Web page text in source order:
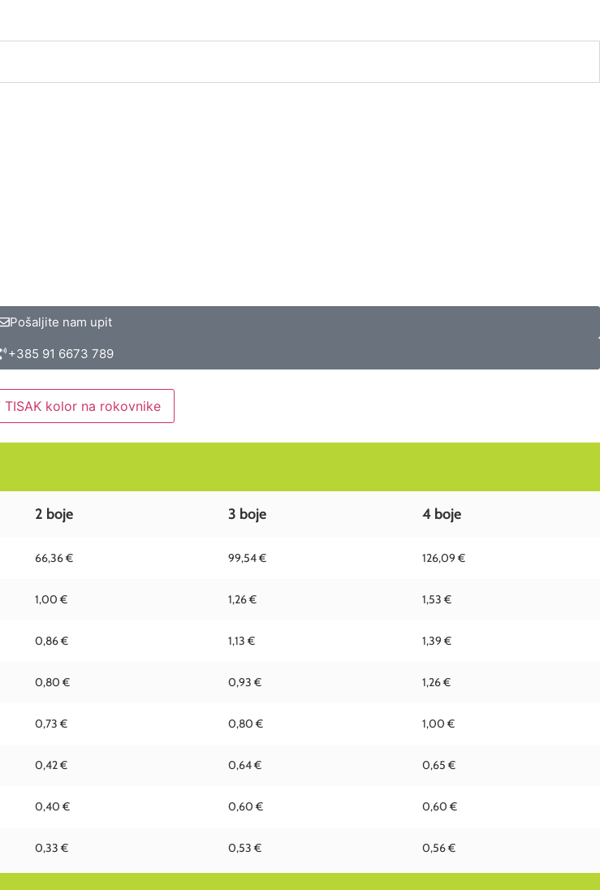
Pošaljite nam upit
+385 91 6673 789
TISAK kolor na rokovnike
2 boje 3 boje 4 boje
66,36 € 99,54 € 126,09 €
1,00 € 1,26 € 1,53 €
0,86 € 1,13 € 1,39 €
0,80 € 0,93 € 1,26 €
0,73 € 0,80 € 1,00 €
0,42 € 0,64 € 0,65 €
0,40 € 0,60 € 0,60 €
0,33 € 0,53 € 0,56 €